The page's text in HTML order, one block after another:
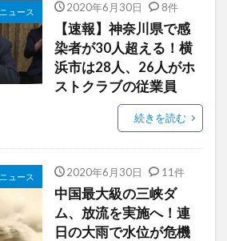
ニュース 2020年6月30日 8件
【速報】神奈川県で感
染者が30人超える！横
浜市は28人、26人がホ
ストクラブの従業員
続きを読む
ニュース 2020年6月30日 11件
中国最大級の三峡ダ
ム、放流を実施へ！連
日の大雨で水位が危機